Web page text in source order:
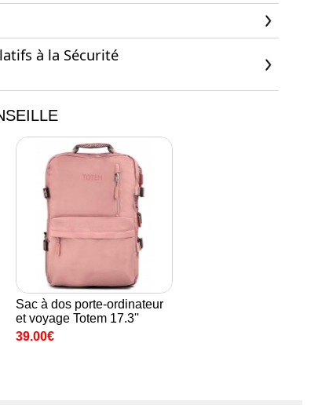
à la Sécurité
Sac à dos porte-ordinateur
et voyage Totem 17.3''
39.00€